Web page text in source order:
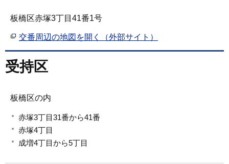
板橋区赤塚3丁目41番1号
交番周辺の地図を開く（外部サイト）
受持区
板橋区の内
赤塚3丁目31番から41番
赤塚4丁目
成増4丁目から5丁目